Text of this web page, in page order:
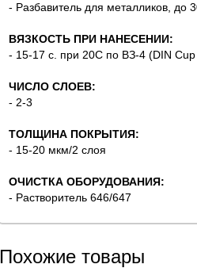
- Разбавитель для металликов, до
ВЯЗКОСТЬ ПРИ НАНЕСЕНИИ:
- 15-17 с. при 20С по ВЗ-4 (DIN Cup
ЧИСЛО СЛОЕВ:
- 2-3
ТОЛЩИНА ПОКРЫТИЯ:
- 15-20 мкм/2 слоя
ОЧИСТКА ОБОРУДОВАНИЯ:
- Растворитель 646/647
Похожие товары